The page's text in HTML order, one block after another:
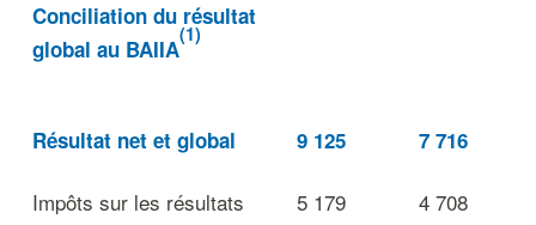
Conciliation du résultat
global au BAIIA
(1)
Résultat net et global 9 125 7 716
Impôts sur les résultats 5 179 4 708